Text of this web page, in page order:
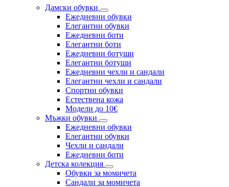
Дамски обувки
Eжедневни обувки
Eлегантни обувки
Eжедневни боти
Eлегантни боти
Eжедневни ботуши
Eлегантни ботуши
Ежедневни чехли и сандали
Елегантни чехли и сандали
Спортни обувки
Естествена кожа
Модели до 10€
Мъжки обувки
Ежедневни обувки
Елегантни обувки
Чехли и сандали
Ежедневни боти
Детска колекция
Обувки за момичета
Сандали за момичета